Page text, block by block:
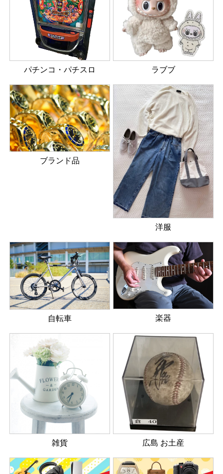
パチンコ・パチスロ ラブブ
ブランド品
洋服
自転車 楽器
雑貨 広島 お土産